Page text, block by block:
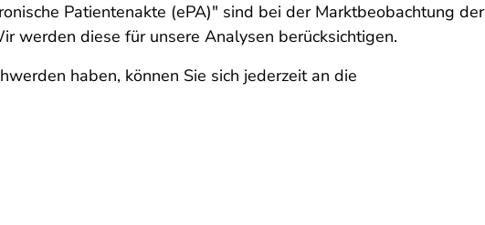
Patientenakte (ePA)" sind bei der Marktbeobachtung der
werden diese für unsere Analysen berücksichtigen.
haben, können Sie sich jederzeit an die